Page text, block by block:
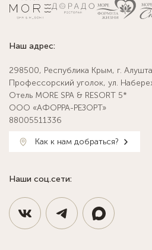
Наш адрес:
298500, Республика Крым, г.
Профессорский уголок, ул.
Отель MORE SPA & RESORT 5*
ООО «АФОРРА-РЕЗОРТ»
88005511336
Как к нам добраться?
Наши соц.сети: